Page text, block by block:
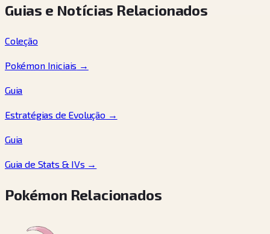
Guias e Notícias Relacionados
Coleção
Pokémon Iniciais →
Guia
Estratégias de Evolução →
Guia
Guia de Stats & IVs →
Pokémon Relacionados